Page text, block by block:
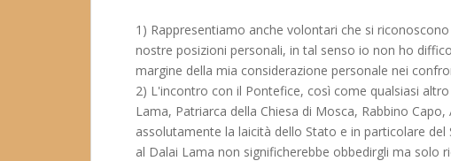
1) Rappresentiamo anche volontari che si
nostre posizioni personali, in tal senso io non ho
margine della mia considerazione personale nei
2) L'incontro con il Pontefice, così come qualsiasi
Lama, Patriarca della Chiesa di Mosca, Rabbino
assolutamente la laicità dello Stato e in particolare
al Dalai Lama non significherebbe obbedirgli ma solo